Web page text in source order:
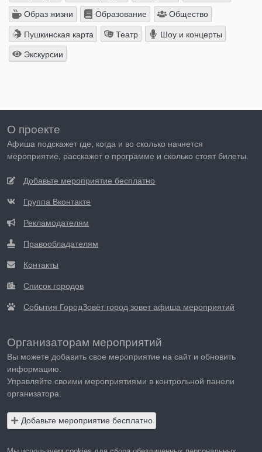
Образ жизни Образование Общество
Пушкинская карта Театр Шоу и концерты
Экскурсии
О проекте
Афиша подскажет где, когда и во сколько начнется
мероприятие, расскажет о программе и сколько стоят билеты.
Добавьте мероприятие бесплатно
Группа Вконтакте
Рекламодателям
Правообладателям
Контакты
Список городов
События ГородЗовёт город зовет афиша мероприятий
Организаторам мероприятий
Вы можете добавить свое мероприятие на сайт и обновить
информацию.
Управляйте своими мероприятиями в контрольной панели
организатора.
Добавьте мероприятие бесплатно